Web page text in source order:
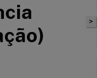
>